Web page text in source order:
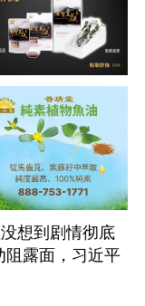
想到剧情彻底
阻露面，习近平